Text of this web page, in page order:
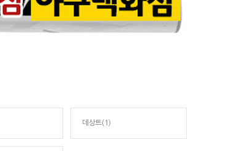
데상트(1)